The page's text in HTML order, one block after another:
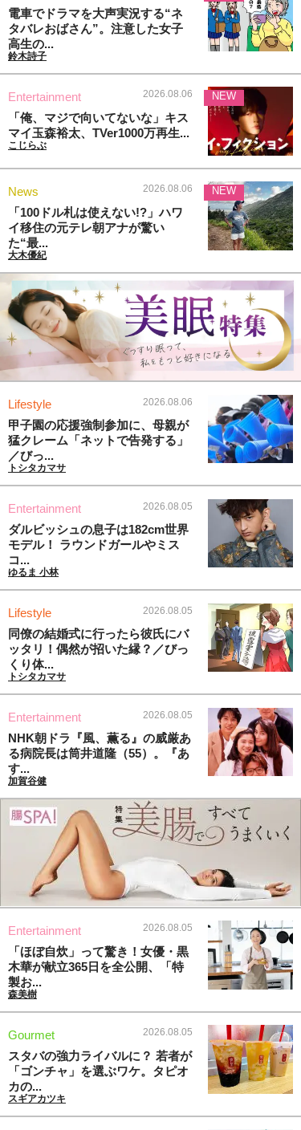
電車でドラマを大声実況する“ネ
タバレおばさん”。注意した女子
高生の...
鈴木詩子
Entertainment 2026.08.06
「俺、マジで向いてないな」キス
マイ玉森裕太、TVer1000万再生...
こじらぶ
NEW
News 2026.08.06
「100ドル札は使えない!?」ハワ
イ移住の元テレ朝アナが驚い
た“最...
大木優紀
NEW
Lifestyle 2026.08.06
甲子園の応援強制参加に、母親が
猛クレーム「ネットで告発する」
／びっ...
トシタカマサ
Entertainment 2026.08.05
ダルビッシュの息子は182cm世界
モデル！ ラウンドガールやミス
コ...
ゆるま 小林
Lifestyle 2026.08.05
同僚の結婚式に行ったら彼氏にバ
ッタリ！偶然が招いた縁？／びっ
くり体...
トシタカマサ
Entertainment 2026.08.05
NHK朝ドラ『風、薫る』の威厳あ
る病院長は筒井道隆（55）。『あ
す...
加賀谷健
Entertainment 2026.08.05
「ほぼ自炊」って驚き！女優・黒
木華が献立365日を全公開、「特
製お...
森美樹
Gourmet 2026.08.05
スタバの強力ライバルに？ 若者が
「ゴンチャ」を選ぶワケ。タピオ
カの...
スギアカツキ